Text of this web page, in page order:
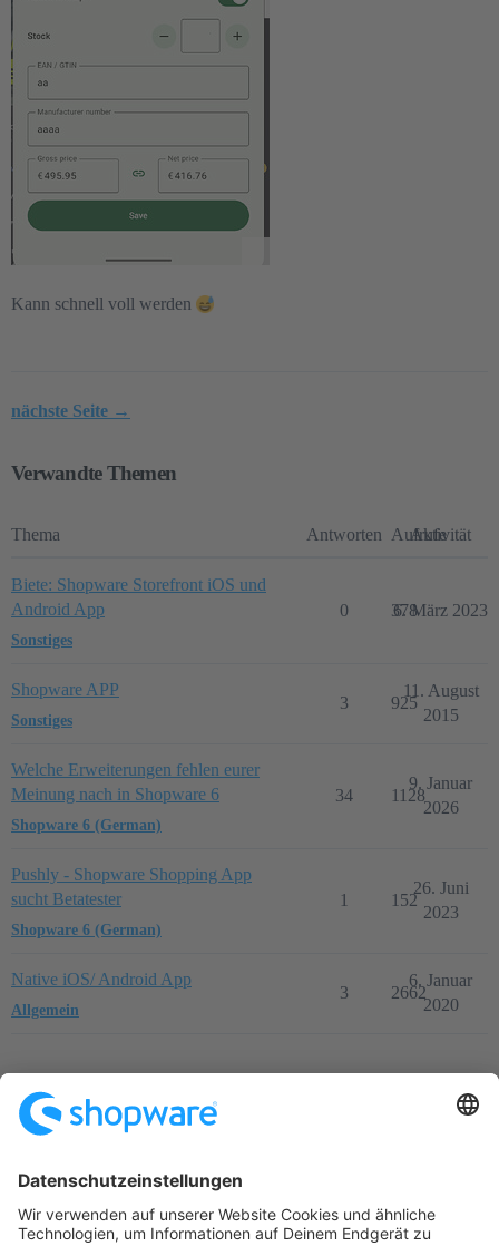
Kann schnell voll werden
nächste Seite →
Verwandte Themen
Thema Antworten Aufrufe
Aktivität
Biete: Shopware Storefront iOS und
Android App
Sonstiges
0 378
6. März 2023
Shopware APP
Sonstiges
3 925
11. August
2015
Welche Erweiterungen fehlen eurer
Meinung nach in Shopware 6
Shopware 6 (German)
34 1128
9. Januar
2026
Pushly - Shopware Shopping App
sucht Betatester
Shopware 6 (German)
1 152
26. Juni
2023
Native iOS/ Android App
Allgemein
3 2662
6. Januar
2020
Datenschutzerklärung